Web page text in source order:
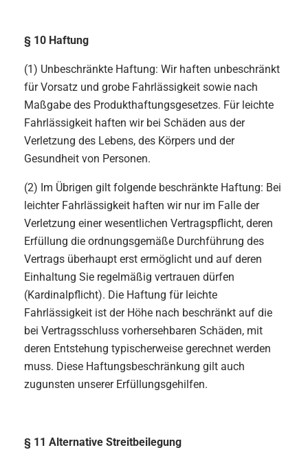
§ 10 Haftung
(1) Unbeschränkte Haftung: Wir haften unbeschränkt
für Vorsatz und grobe Fahrlässigkeit sowie nach
Maßgabe des Produkthaftungsgesetzes. Für leichte
Fahrlässigkeit haften wir bei Schäden aus der
Verletzung des Lebens, des Körpers und der
Gesundheit von Personen.
(2) Im Übrigen gilt folgende beschränkte Haftung: Bei
leichter Fahrlässigkeit haften wir nur im Falle der
Verletzung einer wesentlichen Vertragspflicht, deren
Erfüllung die ordnungsgemäße Durchführung des
Vertrags überhaupt erst ermöglicht und auf deren
Einhaltung Sie regelmäßig vertrauen dürfen
(Kardinalpflicht). Die Haftung für leichte
Fahrlässigkeit ist der Höhe nach beschränkt auf die
bei Vertragsschluss vorhersehbaren Schäden, mit
deren Entstehung typischerweise gerechnet werden
muss. Diese Haftungsbeschränkung gilt auch
zugunsten unserer Erfüllungsgehilfen.
§ 11 Alternative Streitbeilegung